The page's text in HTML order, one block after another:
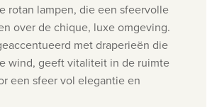
rotan lampen, die een sfeervolle
over de chique, luxe omgeving.
met draperieën die
wind, geeft vitaliteit in de ruimte
een sfeer vol elegantie en